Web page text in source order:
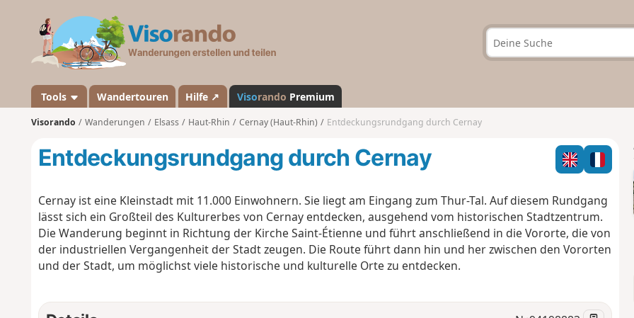
a
n
d
Tools Wandertouren Hilfe ↗ Visorando Premium
Visorando Wanderungen Elsass Haut-Rhin Cernay (Haut-Rhin) Entdeckungsrundgang durch Cernay
Entdeckungsrundgang durch Cernay
Cernay ist eine Kleinstadt mit 11.000 Einwohnern. Sie liegt am Eingang zum Thur-Tal. Auf diesem Rundgang
lässt sich ein Großteil des Kulturerbes von Cernay entdecken, ausgehend vom historischen Stadtzentrum.
Die Wanderung beginnt in Richtung der Kirche Saint-Étienne und führt anschließend in die Vororte, die von
der industriellen Vergangenheit der Stadt zeugen. Die Route führt dann hin und her zwischen den Vororten
und der Stadt, um möglichst viele historische und kulturelle Orte zu entdecken.